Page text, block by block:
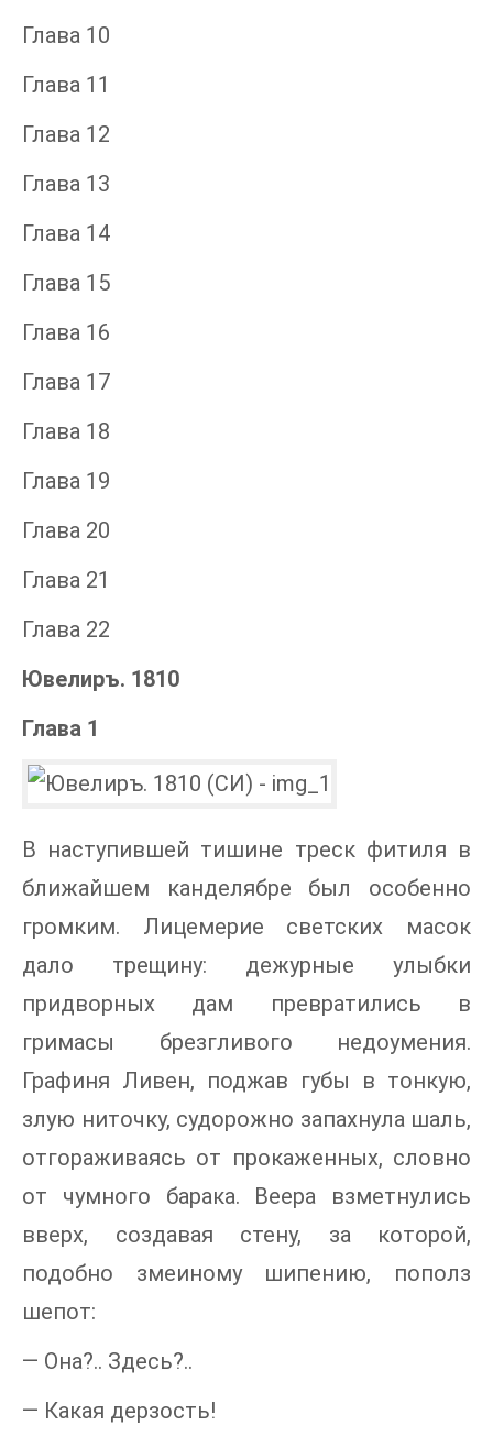
Глава 10
Глава 11
Глава 12
Глава 13
Глава 14
Глава 15
Глава 16
Глава 17
Глава 18
Глава 19
Глава 20
Глава 21
Глава 22
Ювелиръ. 1810
Глава 1
В наступившей тишине треск фитиля в
ближайшем канделябре был особенно
громким. Лицемерие светских масок
дало трещину: дежурные улыбки
придворных дам превратились в
гримасы брезгливого недоумения.
Графиня Ливен, поджав губы в тонкую,
злую ниточку, судорожно запахнула шаль,
отгораживаясь от прокаженных, словно
от чумного барака. Веера взметнулись
вверх, создавая стену, за которой,
подобно змеиному шипению, пополз
шепот:
— Она?.. Здесь?..
— Какая дерзость!